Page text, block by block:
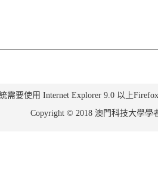
需要使用 Internet Explorer 9.0 以上
Copyright © 2018 澳門科技大學學